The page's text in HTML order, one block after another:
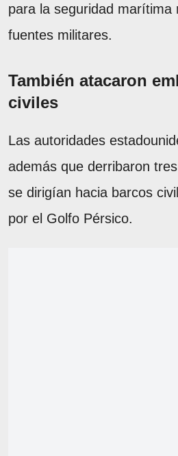
para la seguridad marítima
fuentes militares.
También atacaron
civiles
Las autoridades
además que derribaron
se dirigían hacia barcos
por el Golfo Pérsico.